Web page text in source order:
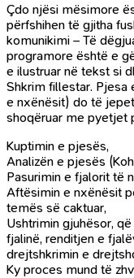
Çdo njësi mësimore
përfshihen të gjitha
komunikimi – Të
programore është e
e ilustruar në tekst si
Shkrim fillestar. Pjesa
e nxënësit) do të
shoqëruar me pyetjet
Kuptimin e pjesës,
Analizën e pjesës
Pasurimin e fjalorit të
Aftësimin e nxënësit
temës së caktuar,
Ushtrimin gjuhësor,
fjalinë, renditjen e
drejtshkrimin e
Ky proces mund të